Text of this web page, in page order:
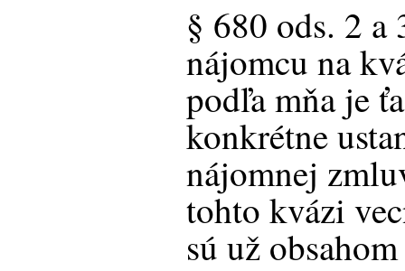
§ 680 ods. 2 a
nájomcu na
podľa mňa je
konkrétne
nájomnej
tohto kvázi
sú už